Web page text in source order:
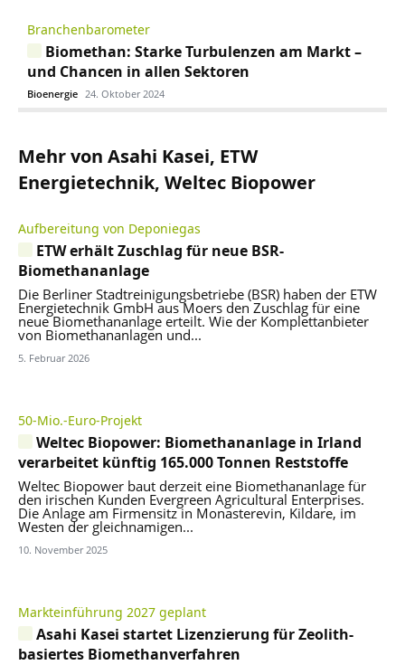
Branchenbarometer
Biomethan: Starke Turbulenzen am Markt –
und Chancen in allen Sektoren
Bioenergie 24. Oktober 2024
Mehr von Asahi Kasei, ETW
Energietechnik, Weltec Biopower
Aufbereitung von Deponiegas
ETW erhält Zuschlag für neue BSR-
Biomethananlage
Die Berliner Stadtreinigungsbetriebe (BSR) haben der ETW
Energietechnik GmbH aus Moers den Zuschlag für eine
neue Biomethananlage erteilt. Wie der Komplettanbieter
von Biomethananlagen und...
5. Februar 2026
50-Mio.-Euro-Projekt
Weltec Biopower: Biomethananlage in Irland
verarbeitet künftig 165.000 Tonnen Reststoffe
Weltec Biopower baut derzeit eine Biomethananlage für
den irischen Kunden Evergreen Agricultural Enterprises.
Die Anlage am Firmensitz in Monasterevin, Kildare, im
Westen der gleichnamigen...
10. November 2025
Markteinführung 2027 geplant
Asahi Kasei startet Lizenzierung für Zeolith-
basiertes Biomethanverfahren